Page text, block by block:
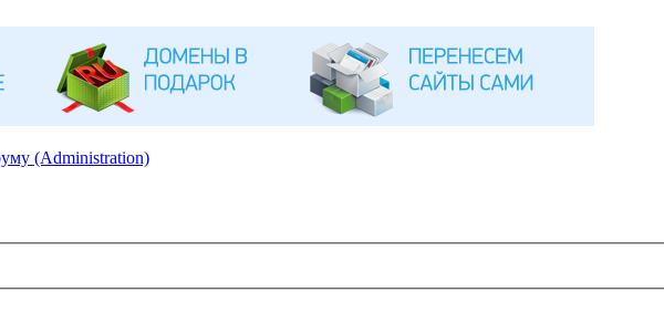
(Administration)